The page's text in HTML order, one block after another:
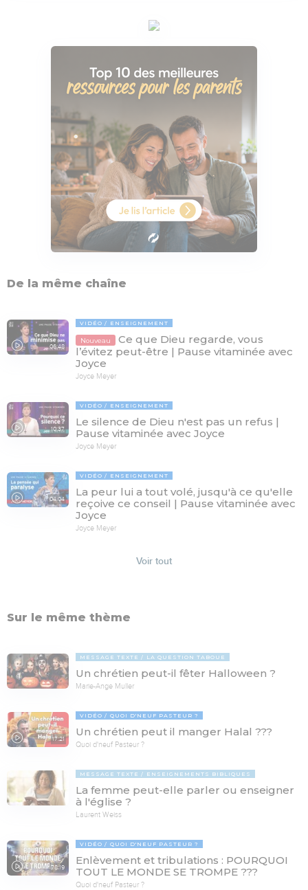
De la même chaîne
06:48
VIDÉO ENSEIGNEMENT
Nouveau
Ce que Dieu regarde, vous
l’évitez peut-être | Pause vitaminée avec
Joyce
Joyce Meyer
10:37
VIDÉO ENSEIGNEMENT
Le silence de Dieu n'est pas un refus |
Pause vitaminée avec Joyce
Joyce Meyer
04:04
VIDÉO ENSEIGNEMENT
La peur lui a tout volé, jusqu'à ce qu'elle
reçoive ce conseil | Pause vitaminée avec
Joyce
Joyce Meyer
Voir tout
Sur le même thème
MESSAGE TEXTE LA QUESTION TABOUE
Un chrétien peut-il fêter Halloween ?
Marie-Ange Muller
17:21
VIDÉO QUOI D'NEUF PASTEUR ?
Un chrétien peut il manger Halal ???
Quoi d'neuf Pasteur ?
MESSAGE TEXTE ENSEIGNEMENTS BIBLIQUES
La femme peut-elle parler ou enseigner
à l'église ?
Laurent Weiss
78:19
VIDÉO QUOI D'NEUF PASTEUR ?
Enlèvement et tribulations : POURQUOI
TOUT LE MONDE SE TROMPE ???
Quoi d'neuf Pasteur ?